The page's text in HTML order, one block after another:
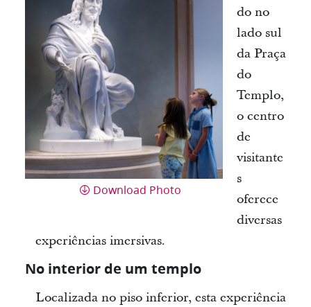
Download Photo
do no
lado sul
da Praça
do
Templo,
o centro
de
visitante
s
oferece
diversas
experiências imersivas.
No interior de um templo
Localizada no piso inferior, esta experiência